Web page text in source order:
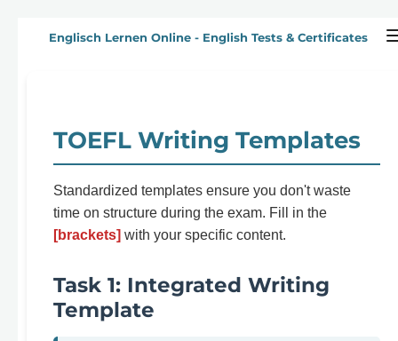
HauptinhaltEnglisch Lernen Online - English Tests & Certificates
TOEFL Writing Templates
Standardized templates ensure you don't waste
time on structure during the exam. Fill in the
[brackets] with your specific content.
Task 1: Integrated Writing
Template